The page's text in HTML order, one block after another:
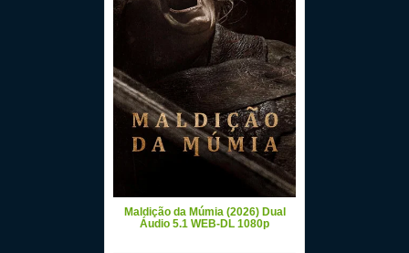
Maldição da Múmia (2026) Dual
Áudio 5.1 WEB-DL 1080p